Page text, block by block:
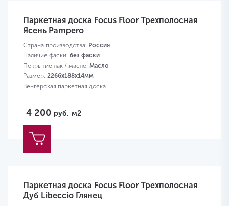
Паркетная доска Focus Floor Трехполосная
Ясень Pampero
Страна производства: Россия
Наличие фаски: без фаски
Покрытие лак / масло: Масло
Размер: 2266х188х14мм
Венгерская паркетная доска
4 200 руб. м2
Паркетная доска Focus Floor Трехполосная
Дуб Libeccio Глянец